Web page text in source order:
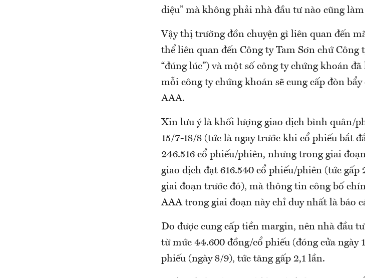
diệu” mà không phải nhà đầu tư nào cũng
Vậy thị trường đồn chuyện gì liên quan đến
thể liên quan đến Công ty Tam Sơn chứ Công
“đúng lúc”) và một số công ty chứng khoán
mỗi công ty chứng khoán sẽ cung cấp đòn
AAA.
Xin lưu ý là khối lượng giao dịch bình quân/
15/7-18/8 (tức là ngay trước khi cổ phiếu bắt
246.516 cổ phiếu/phiên, nhưng trong giai
giao dịch đạt 616.540 cổ phiếu/phiên (tức gấp
giai đoạn trước đó), mà thông tin công bố
AAA trong giai đoạn này chỉ duy nhất là báo
Do được cung cấp tiền margin, nên nhà đầu
từ mức 44.600 đồng/cổ phiếu (đóng cửa ngày
phiếu (ngày 8/9), tức tăng gấp 2,1 lần.